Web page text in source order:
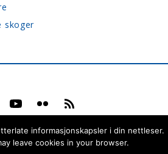
skoger
informasjonskapsler i din nettleser.
leave cookies in your browser.